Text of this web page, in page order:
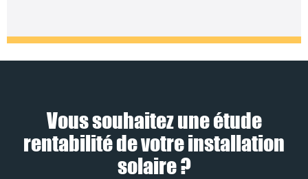
Vous souhaitez une étude
rentabilité de votre installation
solaire ?